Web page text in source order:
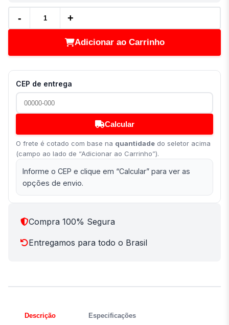
- +
Adicionar ao Carrinho
CEP de entrega
Calcular
O frete é cotado com base na quantidade do seletor acima
(campo ao lado de “Adicionar ao Carrinho”).
Informe o CEP e clique em “Calcular” para ver as
opções de envio.
Compra 100% Segura
Entregamos para todo o Brasil
Descrição Especificações